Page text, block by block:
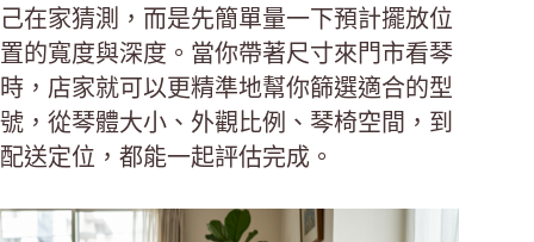
己在家猜測，而是先簡單量一下預計擺放位
置的寬度與深度。當你帶著尺寸來門市看琴
時，店家就可以更精準地幫你篩選適合的型
號，從琴體大小、外觀比例、琴椅空間，到
配送定位，都能一起評估完成。